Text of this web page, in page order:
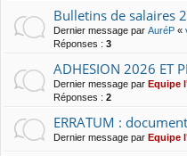
Bulletins de salaires
Dernier message par AuréP «
Réponses : 3
ADHESION 2026 ET
Dernier message par Equipe
Réponses : 2
ERRATUM :
Dernier message par Equipe